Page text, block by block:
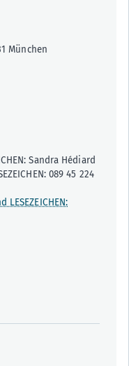
München
Sandra Hédiard
089 45 224
LESEZEICHEN: